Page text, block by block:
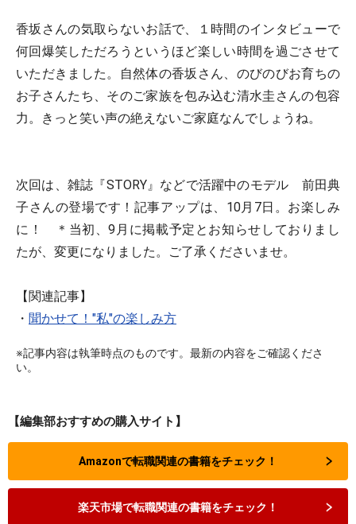
香坂さんの気取らないお話で、１時間のインタビューで
何回爆笑しただろうというほど楽しい時間を過ごさせて
いただきました。自然体の香坂さん、のびのびお育ちの
お子さんたち、そのご家族を包み込む清水圭さんの包容
力。きっと笑い声の絶えないご家庭なんでしょうね。
次回は、雑誌『STORY』などで活躍中のモデル 前田典
子さんの登場です！記事アップは、10月7日。お楽しみ
に！ ＊当初、9月に掲載予定とお知らせしておりまし
たが、変更になりました。ご了承くださいませ。
【関連記事】
・ 聞かせて！"私"の楽しみ方
※記事内容は執筆時点のものです。最新の内容をご確認くださ
い。
【編集部おすすめの購入サイト】
Amazonで転職関連の書籍をチェック！
楽天市場で転職関連の書籍をチェック！